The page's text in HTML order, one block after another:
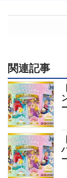
関連記事